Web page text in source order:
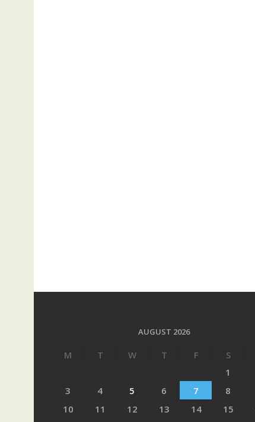
AUGUST 2026
M T W T F S
1
3
4 5 6 7 8
10
11 12 13 14 15